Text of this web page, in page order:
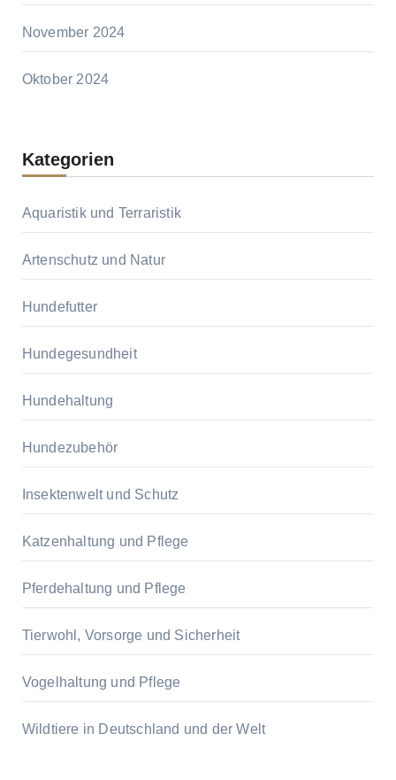
November 2024
Oktober 2024
Kategorien
Aquaristik und Terraristik
Artenschutz und Natur
Hundefutter
Hundegesundheit
Hundehaltung
Hundezubehör
Insektenwelt und Schutz
Katzenhaltung und Pflege
Pferdehaltung und Pflege
Tierwohl, Vorsorge und Sicherheit
Vogelhaltung und Pflege
Wildtiere in Deutschland und der Welt